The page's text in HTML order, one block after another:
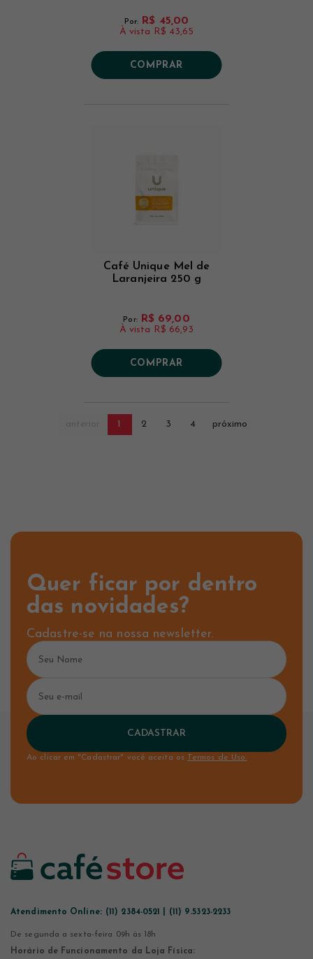
Por: R$ 45,00
À vista R$ 43,65
COMPRAR
Café Unique Mel de
Laranjeira 250 g
Por: R$ 69,00
À vista R$ 66,93
COMPRAR
1 2 3 4 próximo
Quer ficar por dentro
das novidades?
Cadastre-se na nossa newsletter.
CADASTRAR
Ao clicar em "Cadastrar" você aceita os Termos de Uso.
Atendimento Online: (11) 2384-0521 | (11) 9.5323-2233
De segunda a sexta-feira 09h às 18h
Horário de Funcionamento da Loja Física: